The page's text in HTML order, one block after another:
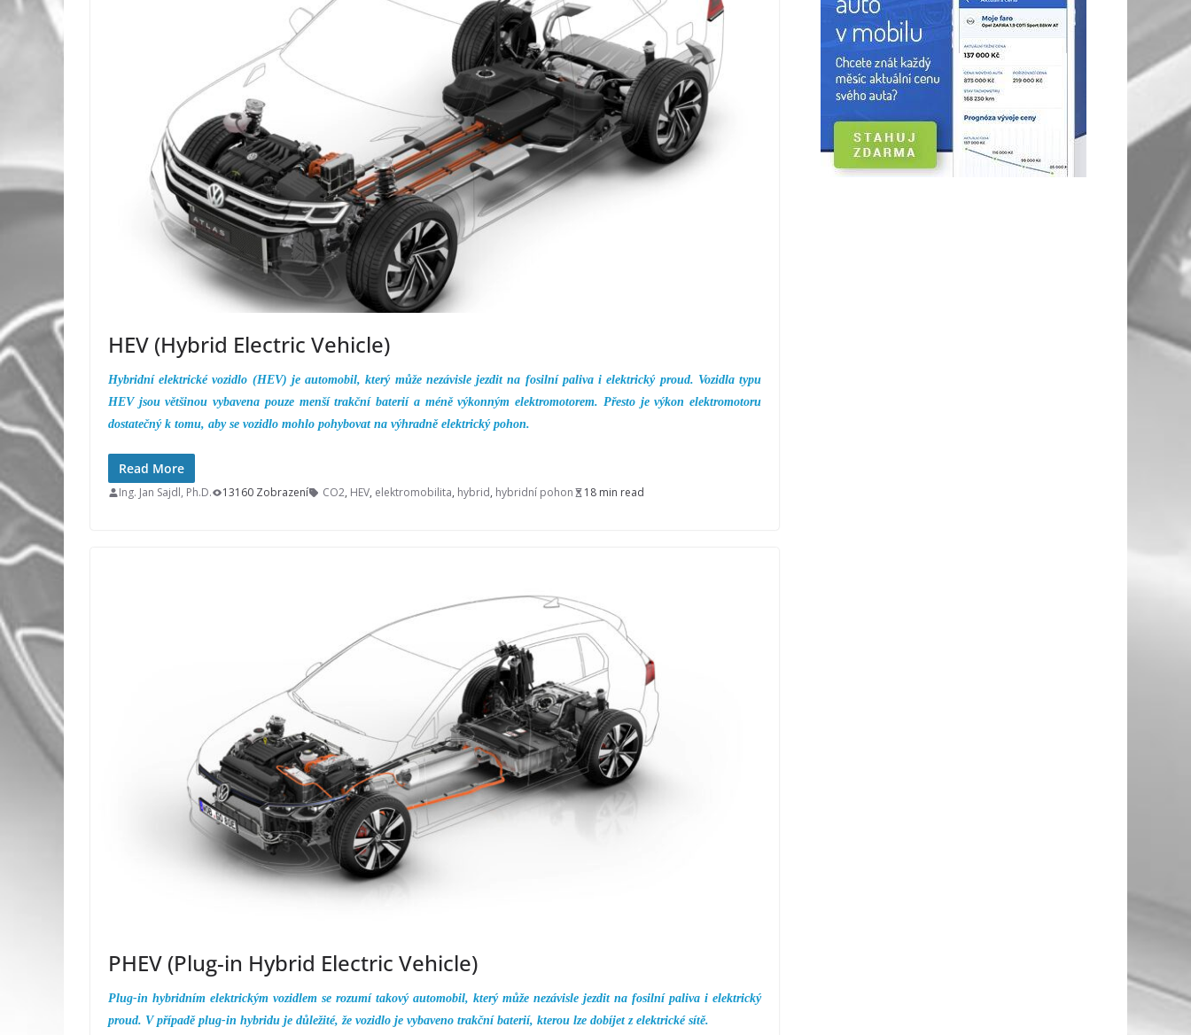
HEV (Hybrid Electric Vehicle)
Hybridní elektrické vozidlo (HEV) je automobil, který může nezávisle jezdit na fosilní paliva i elektrický proud. Vozidla typu
HEV jsou většinou vybavena pouze menší trakční baterií a méně výkonným elektromotorem. Přesto je výkon elektromotoru
dostatečný k tomu, aby se vozidlo mohlo pohybovat na výhradně elektrický pohon.
Read More
Ing. Jan Sajdl, Ph.D. 13160 Zobrazení CO2, HEV, elektromobilita, hybrid, hybridní pohon 18 min read
PHEV (Plug-in Hybrid Electric Vehicle)
Plug-in hybridním elektrickým vozidlem se rozumí takový automobil, který může nezávisle jezdit na fosilní paliva i elektrický
proud. V případě plug-in hybridu je důležité, že vozidlo je vybaveno trakční baterií, kterou lze dobíjet z elektrické sítě.